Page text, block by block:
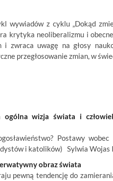
wywiadów z cyklu „Dokąd
krytyka neoliberalizmu i
zwraca uwagę na głosy
przegłosowanie zmian, w
wizja świata i
Postawy
i katolików) Sylwia
obraz świata
pewną tendencję do